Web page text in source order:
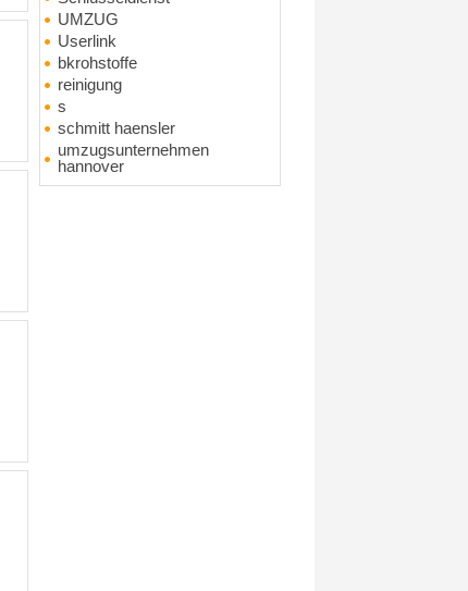
UMZUG
Userlink
bkrohstoffe
reinigung
s
schmitt haensler
umzugsunternehmen
hannover